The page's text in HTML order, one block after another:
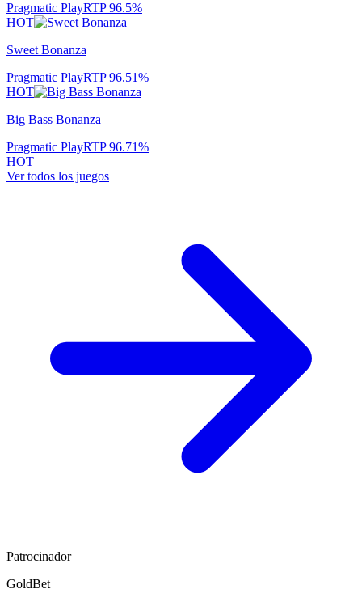
Pragmatic PlayRTP96.5%
HOT
Sweet Bonanza
Pragmatic PlayRTP96.51%
HOT
Big Bass Bonanza
Pragmatic PlayRTP96.71%
HOT
Ver todos los juegos
Patrocinador
GoldBet